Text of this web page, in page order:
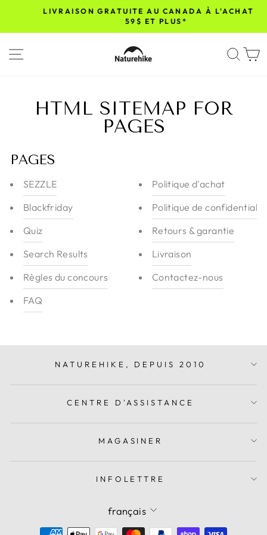
contenu
Diaporama
LIVRAISON GRATUITE AU CANADA À L'ACHAT DE
59$ ET PLUS*
HTML SITEMAP FOR
PAGES
PAGES
SEZZLE
Blackfriday
Quiz
Search Results
Règles du concours
FAQ
Politique d'achat
Politique de
Retours & garantie
Livraison
Contactez-nous
NATUREHIKE, DEPUIS 2010
CENTRE D'ASSISTANCE
MAGASINER
INFOLETTRE
Langue
français